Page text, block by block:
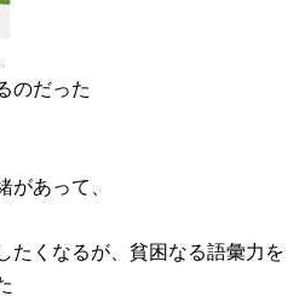
のだった
があって、
たくなるが、貧困なる語彙力を